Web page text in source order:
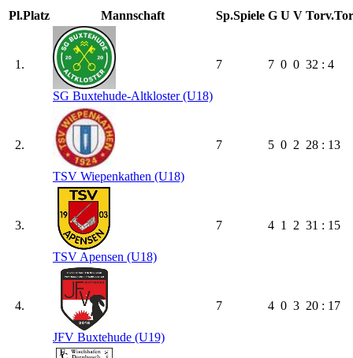
Pl.Platz Mannschaft Sp.Spiele G U V Torv.
1.
SG Buxtehude-Altkloster (U18)
7 7 0 0 32 : 4
2.
TSV Wiepenkathen (U18)
7 5 0 2 28 : 13
3.
TSV Apensen (U18)
7 4 1 2 31 : 15
4.
JFV Buxtehude (U19)
7 4 0 3 20 : 17